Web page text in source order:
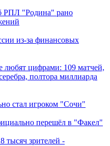
РПЛ "Родина" рано
из-за финансовых
цифрами: 109 матчей,
полтора миллиарда
стал игроком "Сочи"
перешёл в "Факел"
тысяч зрителей -